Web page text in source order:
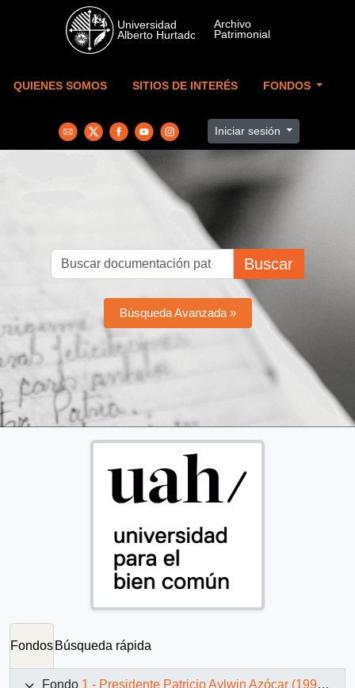
Skip to main content
QUIENES SOMOS SITIOS DE INTERÉS FONDOS
Iniciar sesión
Buscar
Búsqueda Avanzada »
Fondos Búsqueda rápida
Fondo 1 - Presidente Patricio Aylwin Azócar (1990-1994)